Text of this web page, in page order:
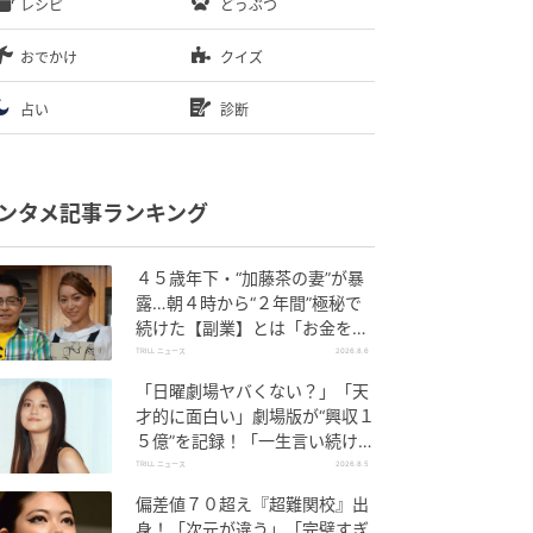
レシピ どうぶつ
おでかけ クイズ
占い 診断
タメ記事ランキング
４５歳年下・“加藤茶の妻”が暴
露…朝４時から“２年間”極秘で
続けた【副業】とは「お金を稼
ぐのって大変」
TRILL ニュース 2026.8.6
「日曜劇場ヤバくない？」「天
才的に面白い」劇場版が“興収１
５億”を記録！「一生言い続け
る」放送後も続く“切望の声”
TRILL ニュース 2026.8.5
偏差値７０超え『超難関校』出
身！「次元が違う」「完璧すぎ